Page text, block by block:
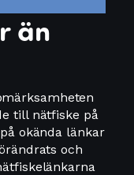
än
till nätfiske på
okända länkar
och